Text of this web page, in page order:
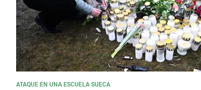
ATAQUE EN UNA ESCUELA SUECA